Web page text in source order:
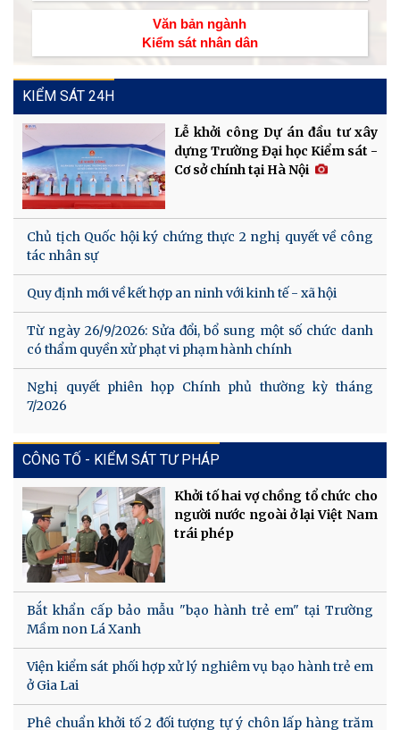
Văn bản ngành
Kiểm sát nhân dân
KIỂM SÁT 24H
Lễ khởi công Dự án đầu tư xây
dựng Trường Đại học Kiểm sát -
Cơ sở chính tại Hà Nội
Chủ tịch Quốc hội ký chứng thực 2 nghị quyết về công
tác nhân sự
Quy định mới về kết hợp an ninh với kinh tế - xã hội
Từ ngày 26/9/2026: Sửa đổi, bổ sung một số chức danh
có thẩm quyền xử phạt vi phạm hành chính
Nghị quyết phiên họp Chính phủ thường kỳ tháng
7/2026
CÔNG TỐ - KIỂM SÁT TƯ PHÁP
Khởi tố hai vợ chồng tổ chức cho
người nước ngoài ở lại Việt Nam
trái phép
Bắt khẩn cấp bảo mẫu "bạo hành trẻ em" tại Trường
Mầm non Lá Xanh
Viện kiểm sát phối hợp xử lý nghiêm vụ bạo hành trẻ em
ở Gia Lai
Phê chuẩn khởi tố 2 đối tượng tự ý chôn lấp hàng trăm